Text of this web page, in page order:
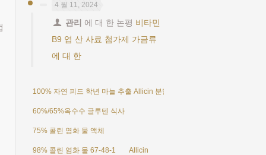
4 월 11, 2024
관리 에 대 한 논평 비타민
B9 엽 산 사료 첨가제 가금류
에 대 한
100% 자연 피드 학년 마늘 추출 Allicin 분말 25%
60%/65%옥수수 글루텐 식사
75% 콜린 염화 물 액체
98% 콜린 염화 물 67-48-1 Allicin